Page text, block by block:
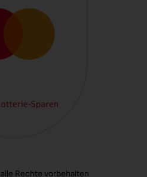
Rechte vorbehalten